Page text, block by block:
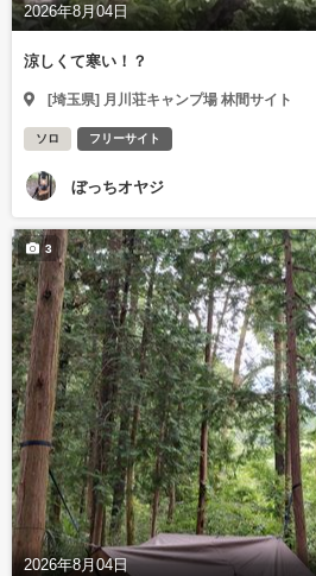
2026年8月04日
涼しくて寒い！？
[埼玉県] 月川荘キャンプ場 林間サイト
ソロ フリーサイト
ぼっちオヤジ
2026年8月04日
3